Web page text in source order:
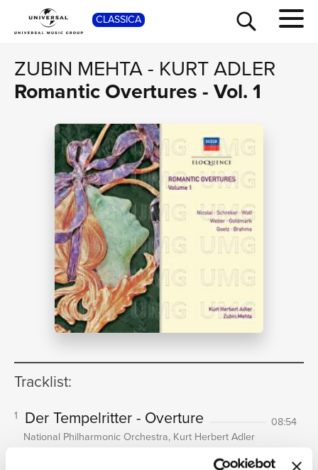
CLASSICA
ZUBIN MEHTA- KURT ADLER
Romantic Overtures - Vol. 1
Tracklist:
1 Der Tempelritter - Overture
08:54
National Philharmonic Orchestra, Kurt Herbert Adler
SHOP
TOUR
NEWS
RICERCA